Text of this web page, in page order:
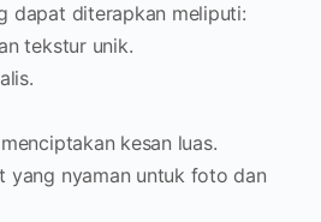
dapat diterapkan meliputi:
tekstur unik.
kesan luas.
yang nyaman untuk foto dan